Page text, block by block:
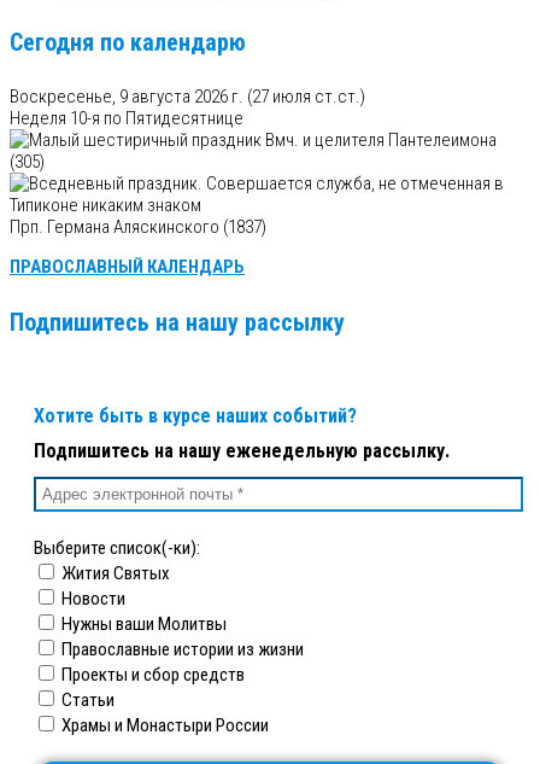
Сегодня по календарю
Воскресенье, 9 августа 2026 г. (27 июля ст.ст.)
Неделя 10-я по Пятидесятнице
Вмч. и целителя Пантелеимона
(305)
Прп. Германа Аляскинского (1837)
ПРАВОСЛАВНЫЙ КАЛЕНДАРЬ
Подпишитесь на нашу рассылку
Хотите быть в курсе наших событий?
Подпишитесь на нашу еженедельную рассылку.
Выберите список(-ки):
Жития Святых
Новости
Нужны ваши Молитвы
Православные истории из жизни
Проекты и сбор средств
Статьи
Храмы и Монастыри России